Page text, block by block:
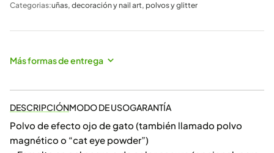
Categorias:uñas, decoración y nail art, polvos y glitter
Más formas de entrega
DESCRIPCIÓNMODO DE USOGARANTÍA
Polvo de efecto ojo de gato (también llamado polvo
magnético o “cat eye powder”)